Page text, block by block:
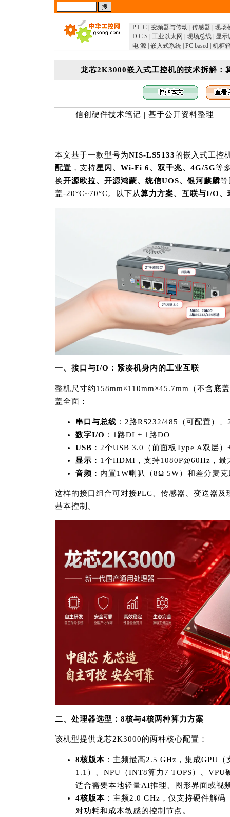
P L C 变频器与传动 传感器 现场
D C S
工业以太网 现场总线
显示
电 源 嵌入式系统 PC based 机柜
龙芯2K3000嵌入式工控机的技术拆解：
信创硬件技术笔记 | 基于公开资料整理
本文基于一款型号为NIS-LS5133的嵌入式工控
配置 ，支持星闪、Wi-Fi 6、双千兆、4G/5G等
换开源欧拉、开源鸿蒙、统信UOS、银河麒麟等
盖-20°C~70°C。以下从算力方案、互联与I/O、
一、接口与I/O：紧凑机身内的工业互联
整机尺寸约158mm×110mm×45.7mm（不含底
盖全面：
串口与总线 ：2路RS232/485（可配置）
数字I/O ：1路DI + 1路DO
USB ：2个USB 3.0（前面板Type A双层
显示 ：1个HDMI，支持1080P@60Hz，
音频 ：内置1W喇叭（8Ω 5W）和差分麦克
这样的接口组合可对接PLC、传感器、变送器
基本控制。
二、处理器选型：8核与4核两种算力方案
该机型提供龙芯2K3000的两种核心配置：
8核版本 ：主频最高2.5 GHz，集成GPU
1.1）、NPU（INT8算力7 TOPS）、
适合需要本地轻量AI推理、图形界面或视
4核版本 ：主频2.0 GHz，仅支持硬件解
对功耗和成本敏感的控制节点。